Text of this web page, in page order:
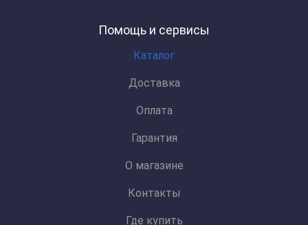
Помощь и сервисы
Каталог
Доставка
Оплата
Гарантия
О магазине
Контакты
Где купить